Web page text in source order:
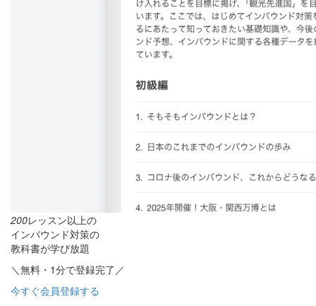
200レッスン以上の
インバウンド対策の
教科書が学び放題
＼無料・1分で登録完了／
今すぐ会員登録する